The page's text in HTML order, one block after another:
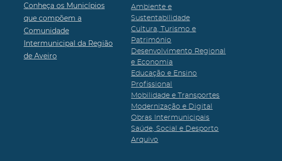
Conheça os Municípios
que compõem a
Comunidade
Intermunicipal da Região
de Aveiro
Ambiente e
Sustentabilidade
Cultura, Turismo e
Património
Desenvolvimento Regional
e Economia
Educação e Ensino
Profissional
Mobilidade e Transportes
Modernização e Digital
Obras Intermunicipais
Saúde, Social e Desporto
Arquivo